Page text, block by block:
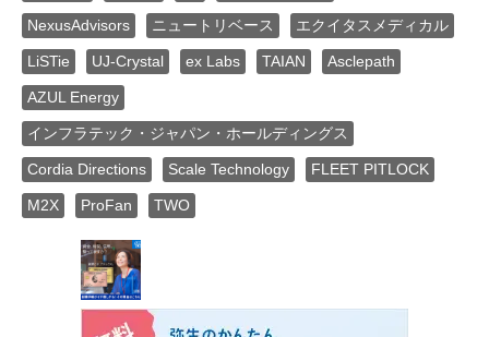
NexusAdvisors ニュートリベース エクイタスメディカル
LiSTie UJ-Crystal ex Labs TAIAN Asclepath
AZUL Energy
インフラテック・ジャパン・ホールディングス
Cordia Directions Scale Technology FLEET PITLOCK
M2X ProFan TWO